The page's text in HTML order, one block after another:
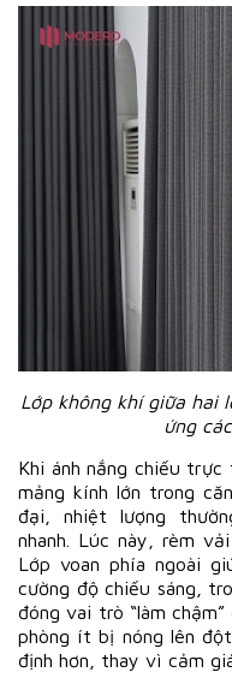
Lớp không khí giữa hai
ứng
Khi ánh nắng chiếu
mảng kính lớn trong
đại, nhiệt lượng
nhanh. Lúc này, rèm
Lớp voan phía ngoài
cường độ chiếu sáng,
đóng vai trò “làm
phòng ít bị nóng lên
định hơn, thay vì cảm